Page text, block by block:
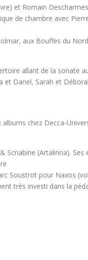
et Romain
de chambre avec
aux Bouffes du
allant de la sonate
Danel, Sarah et
chez Decca-
Scriabine (Artalinna).
Soustrot pour Naxos
très investi dans la